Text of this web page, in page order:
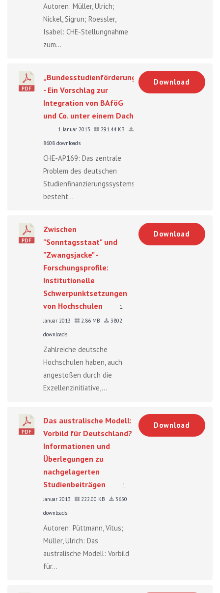
Autoren: Müller, Ulrich;
Nickel, Sigrun; Roessler,
Isabel: CHE-Stellungnahme
zum...
„Bundesstudienförderung“
- Ein Vorschlag zur
Integration von BAföG
und Co. unter einem Dach
1. Januar 2013
291.44 KB
8608 downloads
CHE-AP169: Das zentrale
Problem des deutschen
Studienfinanzierungssystems
besteht...
Download
Zwischen
"Sonntagsstaat" und
"Zwangsjacke" -
Forschungsprofile:
Institutionelle
Schwerpunktsetzungen
von Hochschulen
1.
Januar 2013
2.86 MB
3802
downloads
Zahlreiche deutsche
Hochschulen haben, auch
angestoßen durch die
Exzellenzinitiative,...
Download
Das australische Modell:
Vorbild für Deutschland?
Informationen und
Überlegungen zu
nachgelagerten
Studienbeiträgen
1.
Januar 2013
222.00 KB
3650
downloads
Autoren: Püttmann, Vitus;
Müller, Ulrich: Das
australische Modell: Vorbild
für...
Download